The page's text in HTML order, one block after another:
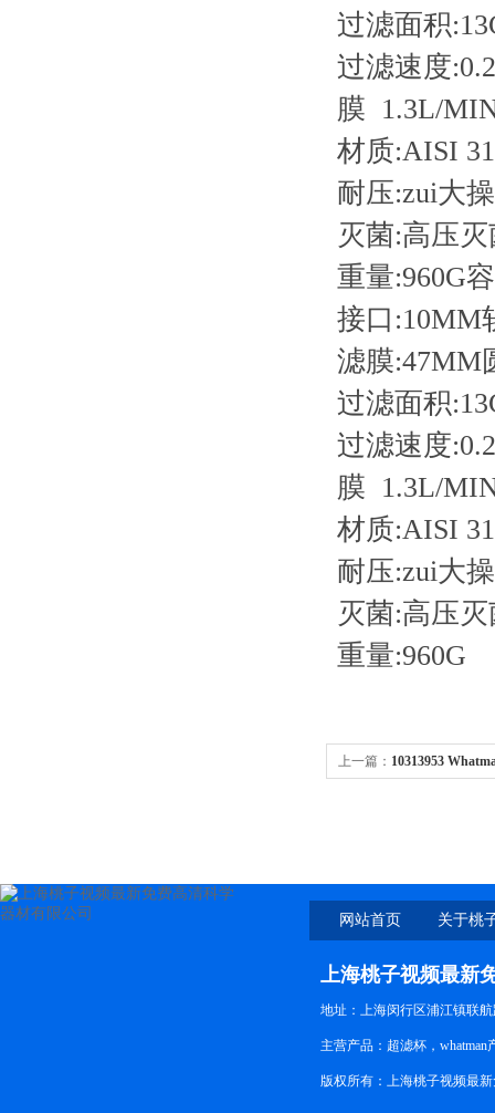
过滤面积
过滤速度
膜 1.3L/
材质:AISI
耐压:zui大
灭菌:高压
重量:960G
接口:10MM
滤膜:47MM
过滤面积
过滤速度
膜 1.3L/
材质:AISI
耐压:zui大
灭菌:高压
重量:960G
上一篇： 10313953
网站首页 关于桃
新免
上海桃子视频最新
地址：上海闵行区浦江镇联
主营产品：超滤杯，
版权所有：上海桃子视频最